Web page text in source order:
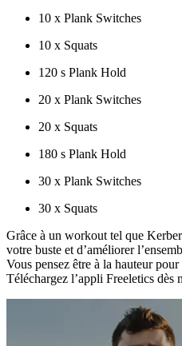
10 x Plank Switches
10 x Squats
120 s Plank Hold
20 x Plank Switches
20 x Squats
180 s Plank Hold
30 x Plank Switches
30 x Squats
Grâce à un workout tel que
votre buste et d’améliorer
Vous pensez être à la hauteur
Téléchargez l’appli Freeletics dès